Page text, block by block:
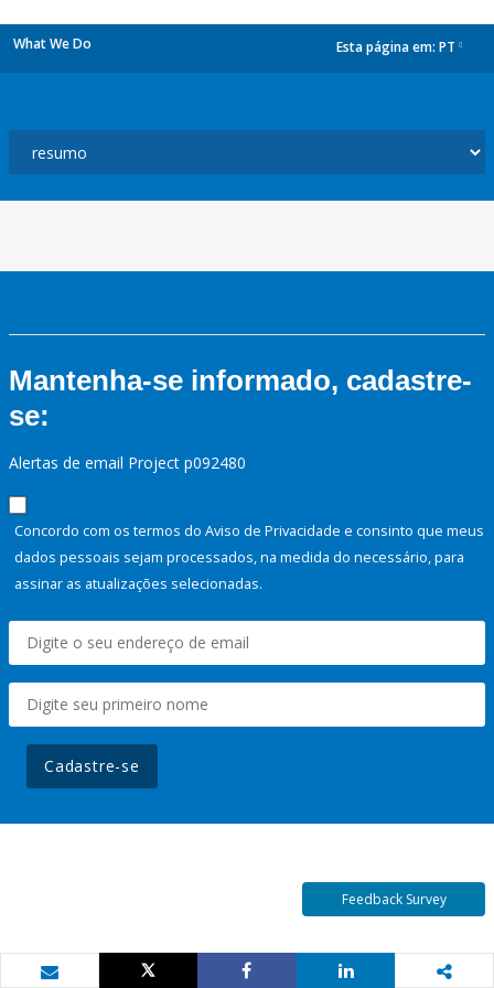
What We Do Esta página em: PT
Mantenha-se informado, cadastre-
se:
Alertas de email Project p092480
Concordo com os termos do Aviso de Privacidade e consinto que meus
dados pessoais sejam processados, na medida do necessário, para
assinar as atualizações selecionadas.
Cadastre-se
Feedback Survey